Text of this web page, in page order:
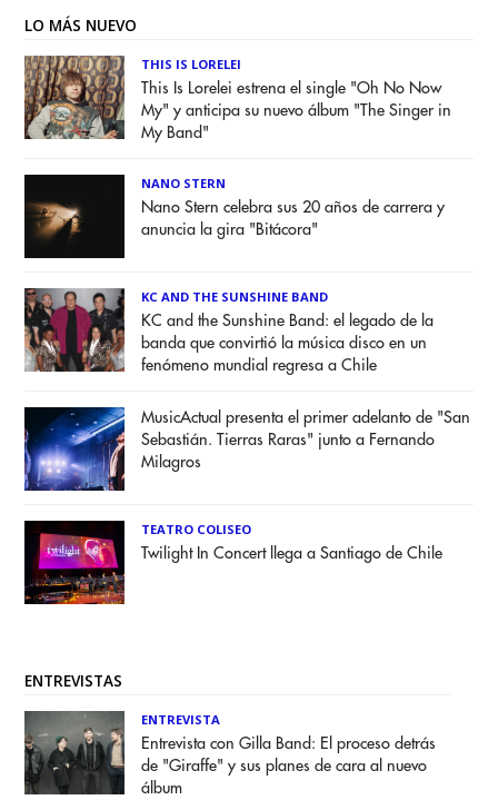
LO MÁS NUEVO
THIS IS LORELEI
This Is Lorelei estrena el single "Oh No Now
My" y anticipa su nuevo álbum "The Singer in
My Band"
NANO STERN
Nano Stern celebra sus 20 años de carrera y
anuncia la gira "Bitácora"
KC AND THE SUNSHINE BAND
KC and the Sunshine Band: el legado de la
banda que convirtió la música disco en un
fenómeno mundial regresa a Chile
MusicActual presenta el primer adelanto de "San
Sebastián. Tierras Raras" junto a Fernando
Milagros
TEATRO COLISEO
Twilight In Concert llega a Santiago de Chile
ENTREVISTAS
ENTREVISTA
Entrevista con Gilla Band: El proceso detrás
de "Giraffe" y sus planes de cara al nuevo
álbum